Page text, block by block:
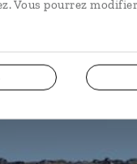
Vous pourrez